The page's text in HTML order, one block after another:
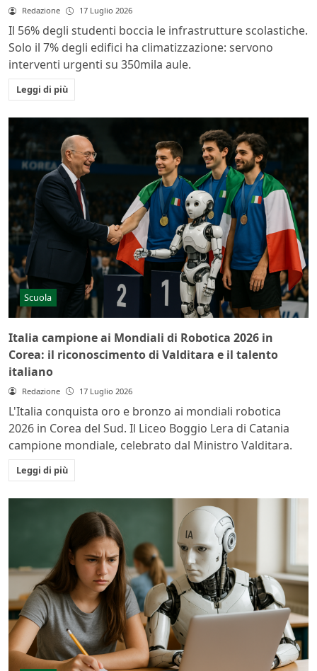
Redazione 17 Luglio 2026
Il 56% degli studenti boccia le infrastrutture scolastiche.
Solo il 7% degli edifici ha climatizzazione: servono
interventi urgenti su 350mila aule.
Leggi di più
Scuola
Italia campione ai Mondiali di Robotica 2026 in
Corea: il riconoscimento di Valditara e il talento
italiano
Redazione 17 Luglio 2026
L'Italia conquista oro e bronzo ai mondiali robotica
2026 in Corea del Sud. Il Liceo Boggio Lera di Catania
campione mondiale, celebrato dal Ministro Valditara.
Leggi di più